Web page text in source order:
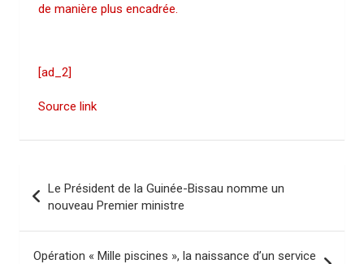
de manière plus encadrée.
[ad_2]
Source link
v
Le Président de la Guinée-Bissau nomme un
nouveau Premier ministre
Opération « Mille piscines », la naissance d’un service